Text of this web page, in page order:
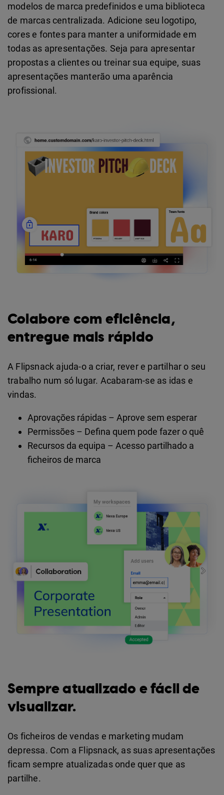
modelos de marca predefinidos e uma biblioteca
de marcas centralizada. Adicione seu logotipo,
cores e fontes para manter a uniformidade em
todas as apresentações. Seja para apresentar
propostas a clientes ou treinar sua equipe, suas
apresentações manterão uma aparência
profissional.
Colabore com eficiência,
entregue mais rápido
A Flipsnack ajuda-o a criar, rever e partilhar o seu
trabalho num só lugar. Acabaram-se as idas e
vindas.
Aprovações rápidas – Aprove sem esperar
Permissões – Defina quem pode fazer o quê
Recursos da equipa – Acesso partilhado a
ficheiros de marca
Sempre atualizado e fácil de
visualizar.
Os ficheiros de vendas e marketing mudam
depressa. Com a Flipsnack, as suas apresentações
ficam sempre atualizadas onde quer que as
partilhe.